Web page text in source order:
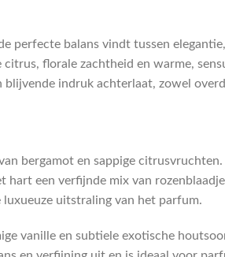
perfecte balans vindt tussen
florale zachtheid en warme,
indruk achterlaat, zowel
bergamot en sappige
een verfijnde mix van
uitstraling van het parfum.
vanille en subtiele exotische